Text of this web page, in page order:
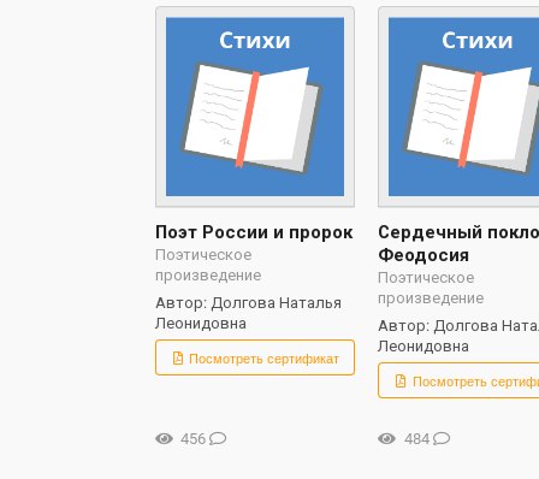
Поэт России и пророк
Поэтическое
произведение
Автор: Долгова Наталья
Леонидовна
Посмотреть сертификат
456
Сердечный
Феодосия
Поэтическое
произведение
Автор: Долгова
Леонидовна
Посмотреть
484